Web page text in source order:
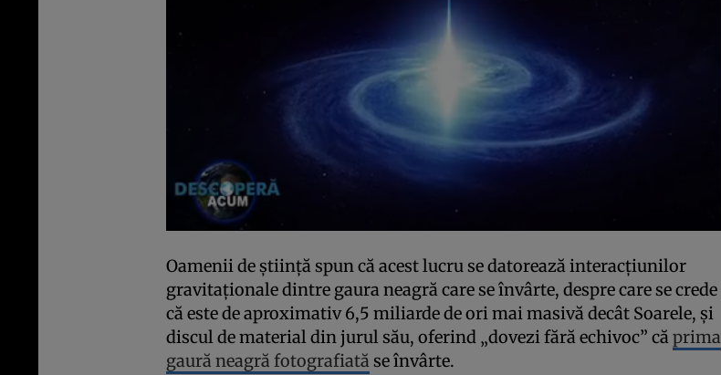
Oamenii de știință spun că acest lucru se datorează interacțiunilor
gravitaționale dintre gaura neagră care se învârte, despre care se crede
că este de aproximativ 6,5 miliarde de ori mai masivă decât Soarele, și
discul de material din jurul său, oferind „dovezi fără echivoc” căprima
gaură neagră fotografiată se învârte.